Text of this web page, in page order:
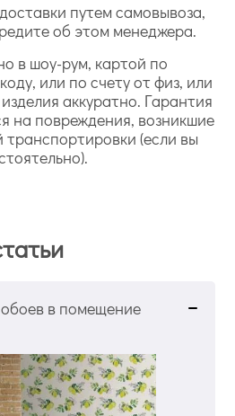
путем самовывоза,
об этом менеджера.
в шоу-рум, картой по
или по счету от физ, или
аккуратно. Гарантия
на повреждения, возникшие
транспортировки (если вы
в помещение